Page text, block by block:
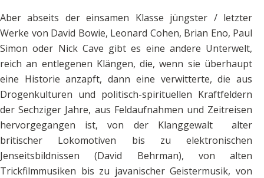
Aber abseits der einsamen Klasse jüngster / letzter
Werke von David Bowie, Leonard Cohen, Brian Eno, Paul
Simon oder Nick Cave gibt es eine andere Unterwelt,
reich an entlegenen Klängen, die, wenn sie überhaupt
eine Historie anzapft, dann eine verwitterte, die aus
Drogenkulturen und politisch-spirituellen Kraftfeldern
der Sechziger Jahre, aus Feldaufnahmen und Zeitreisen
hervorgegangen ist, von der Klanggewalt alter
britischer Lokomotiven bis zu elektronischen
Jenseitsbildnissen (David Behrman), von alten
Trickfilmmusiken bis zu javanischer Geistermusik, von